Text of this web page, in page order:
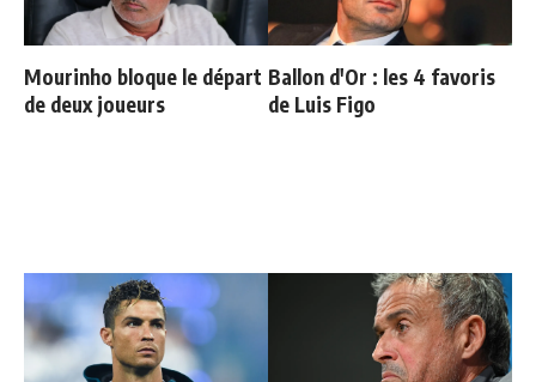
Mourinho bloque le départ
de deux joueurs
Ballon d'Or : les 4 favoris
de Luis Figo